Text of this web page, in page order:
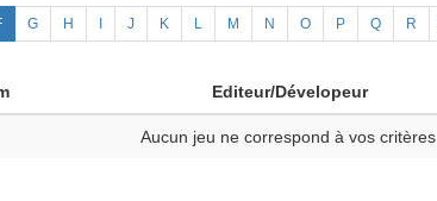
G H J K L M N O P Q R
Editeur/Dévelopeur
Aucun jeu ne correspond à vos critères.